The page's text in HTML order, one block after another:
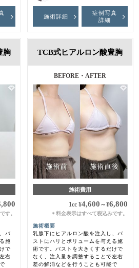
施術詳細
症例写真
詳細
胸
す。
バ
施
で
右
TCB式ヒアルロン酸豊胸
BEFORE・AFTER
施術費用
1cc ¥4,600 ～¥6,800
＊ 料金表示はすべて税込みです。
施術概要
乳腺下にヒアルロン酸を注入し、バ
ストにハリとボリュームを与える施
術です。バストを大きくするだけで
なく、注入量を調整することで左右
差の解消などを行うことも可能で